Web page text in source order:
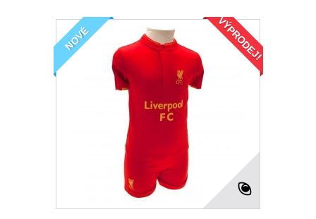
NOVÉ VÝPRODEJ!